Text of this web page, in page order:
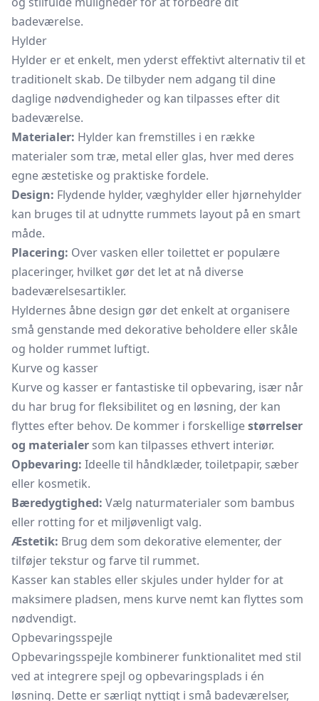
badeværelse.
Hylder
Hylder er et enkelt, men yderst effektivt alternativ til et
traditionelt skab. De tilbyder nem adgang til dine
daglige nødvendigheder og kan tilpasses efter dit
badeværelse.
Materialer: Hylder kan fremstilles i en række
materialer som træ, metal eller glas, hver med deres
egne æstetiske og praktiske fordele.
Design: Flydende hylder, væghylder eller hjørnehylder
kan bruges til at udnytte rummets layout på en smart
måde.
Placering: Over vasken eller toilettet er populære
placeringer, hvilket gør det let at nå diverse
badeværelsesartikler.
Hyldernes åbne design gør det enkelt at organisere
små genstande med dekorative beholdere eller skåle
og holder rummet luftigt.
Kurve og kasser
Kurve og kasser er fantastiske til opbevaring, især når
du har brug for fleksibilitet og en løsning, der kan
flyttes efter behov. De kommer i forskelligestørrelser
og materialer som kan tilpasses ethvert interiør.
Opbevaring: Ideelle til håndklæder, toiletpapir, sæber
eller kosmetik.
Bæredygtighed: Vælg naturmaterialer som bambus
eller rotting for et miljøvenligt valg.
Æstetik: Brug dem som dekorative elementer, der
tilføjer tekstur og farve til rummet.
Kasser kan stables eller skjules under hylder for at
maksimere pladsen, mens kurve nemt kan flyttes som
nødvendigt.
Opbevaringsspejle
Opbevaringsspejle kombinerer funktionalitet med stil
ved at integrere spejl og opbevaringsplads i én
løsning. Dette er særligt nyttigt i små badeværelser,